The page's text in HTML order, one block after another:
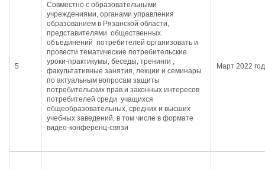
5
Совместно с образовательными
учреждениями, органами управления
образованием в Рязанской области,
представителями общественных
объединений потребителей организовать и
провести тематические потребительские
уроки-практикумы, беседы, тренинги ,
факультативные занятия, лекции и семинары
по актуальным вопросам защиты
потребительских прав и законных интересов
потребителей среди учащихся
общеобразовательных, средних и высших
учебных заведений, в том числе в формате
видео-конференц-связи
Март 2022